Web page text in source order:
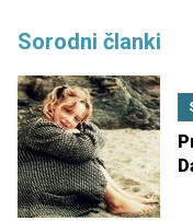
Sorodni članki